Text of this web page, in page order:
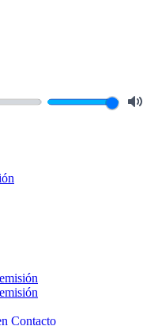
Contacto